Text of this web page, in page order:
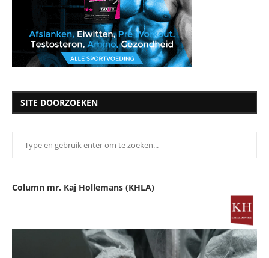
SITE DOORZOEKEN
Column mr. Kaj Hollemans (KHLA)